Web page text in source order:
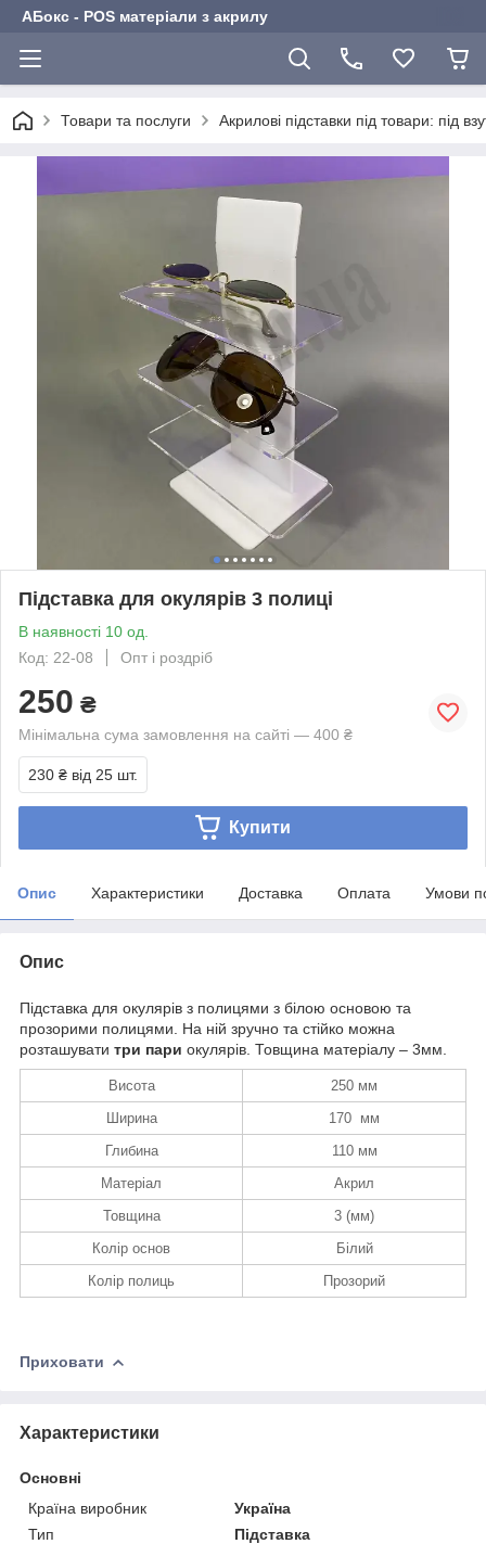
АБокс - POS матеріали з акрилу
Товари та послуги Акрилові підставки під товари: під
Підставка для окулярів 3 полиці
В наявності 10 од.
Код: 22-08
Опт і роздріб
250 ₴
Мінімальна сума замовлення на сайті — 400 ₴
230 ₴ від 25 шт.
Купити
Опис Характеристики Доставка Оплата Умови
Опис
Підставка для окулярів з полицями з білою основою та
прозорими полицями. На ній зручно та стійко можна
розташувати три пари окулярів. Товщина матеріалу – 3мм.
Висота
250 мм
Ширина
170 мм
Глибина
110 мм
Матеріал
Акрил
Товщина
3 (мм)
Колір основ
Білий
Колір полиць
Прозорий
Приховати
Характеристики
Основні
Країна виробник
Україна
Тип
Підставка